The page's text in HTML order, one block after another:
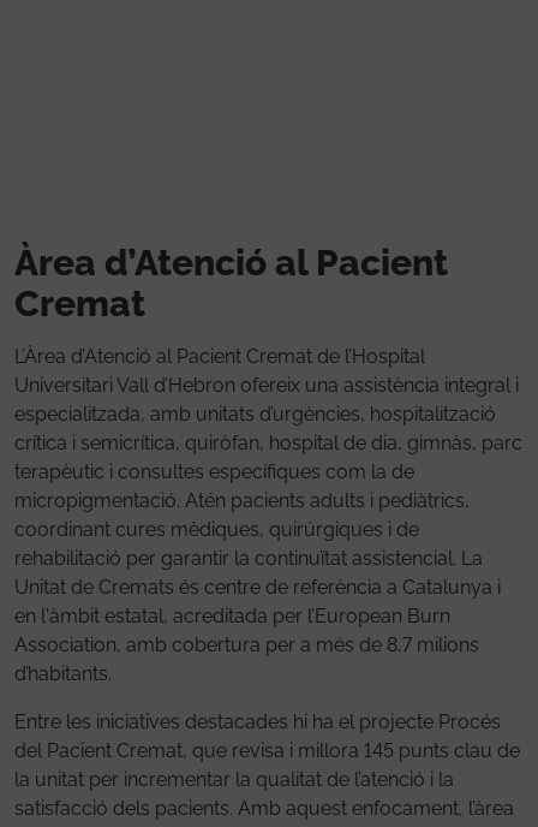
Àrea d’Atenció al Pacient
Cremat
L’Àrea d’Atenció al Pacient Cremat de l’Hospital
Universitari Vall d’Hebron ofereix una assistència integral i
especialitzada, amb unitats d’urgències, hospitalització
crítica i semicrítica, quiròfan, hospital de dia, gimnàs, parc
terapèutic i consultes específiques com la de
micropigmentació. Atén pacients adults i pediàtrics,
coordinant cures mèdiques, quirúrgiques i de
rehabilitació per garantir la continuïtat assistencial. La
Unitat de Cremats és centre de referència a Catalunya i
en l'àmbit estatal, acreditada per l’European Burn
Association, amb cobertura per a més de 8,7 milions
d’habitants.
Entre les iniciatives destacades hi ha el projecte Procés
del Pacient Cremat, que revisa i millora 145 punts clau de
la unitat per incrementar la qualitat de l’atenció i la
satisfacció dels pacients. Amb aquest enfocament, l’àrea